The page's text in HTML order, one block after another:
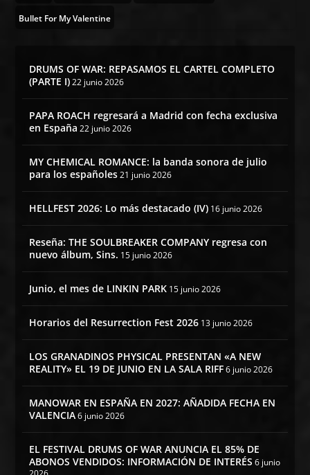
Bullet For My Valentine
DRUMS OF WAR: REPASAMOS EL CARTEL COMPLETO
(PARTE I) 22 junio 2026
PAPA ROACH regresará a Madrid con fecha exclusiva
en España 22 junio 2026
MY CHEMICAL ROMANCE: la banda sonora de julio
para los españoles 21 junio 2026
HELLFEST 2026: Lo más destacado (IV) 16 junio 2026
Reseña: THE SOULBREAKER COMPANY regresa con
nuevo álbum, Sins. 15 junio 2026
Junio, el mes de LINKIN PARK 15 junio 2026
Horarios del Resurrection Fest 2026 13 junio 2026
LOS GRANADINOS PHYSICAL PRESENTAN «A NEW
REALITY» EL 19 DE JUNIO EN LA SALA RIFF 6 junio 2026
MANOWAR EN ESPAÑA EN 2027: AÑADIDA FECHA EN
VALENCIA 6 junio 2026
EL FESTIVAL DRUMS OF WAR ANUNCIA EL 85% DE
ABONOS VENDIDOS: INFORMACIÓN DE INTERÉS 6 junio